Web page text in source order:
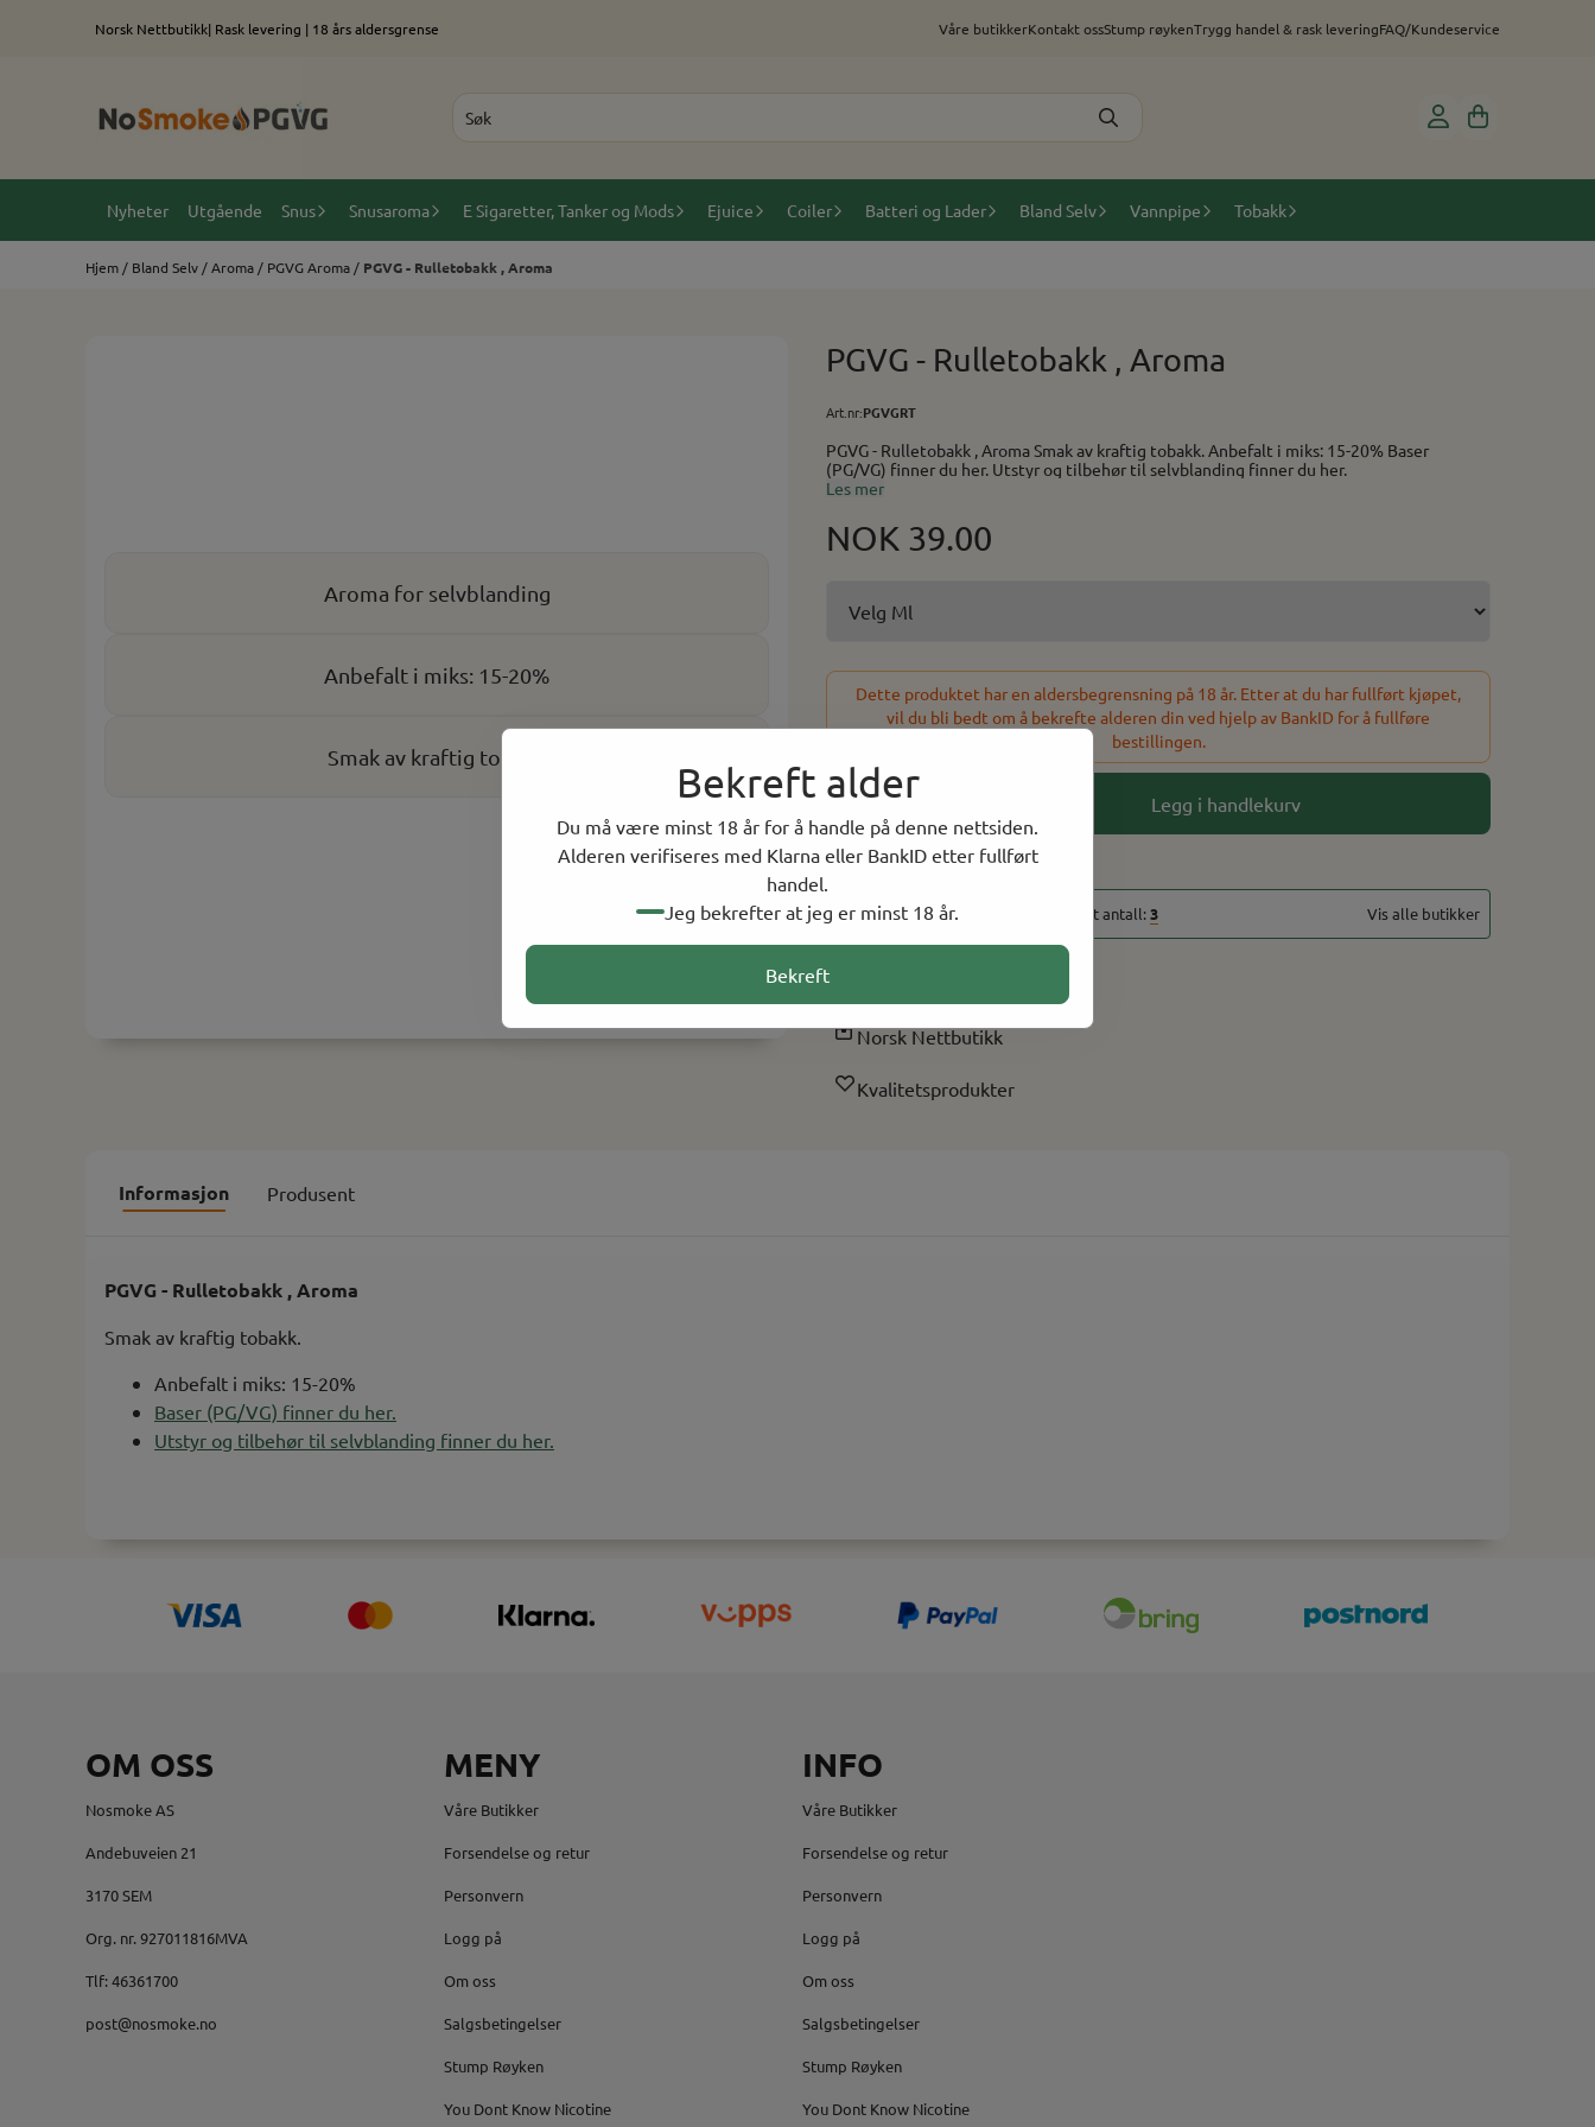
Bekreft alder
Du må være minst 18 år for å handle på denne nettsiden.
Alderen verifiseres med Klarna eller BankID etter fullført
handel.
Jeg bekrefter at jeg er minst 18 år.
Bekreft
Hopp til innholdNorsk Nettbutikk| Rask levering | 18 års aldersgrense Våre butikkerKontakt ossStump røykenTrygg handel & rask leveringFAQ/Kundeservice
Nyheter Utgående Snus Snusaroma E Sigaretter, Tanker og Mods Ejuice Coiler Batteri og Lader Bland Selv Vannpipe Tobakk
Hjem / Bland Selv /Aroma / PGVG Aroma / PGVG - Rulletobakk , Aroma
Aroma for selvblanding
Anbefalt i miks: 15-20%
Smak av kraftig tobakk
PGVG - Rulletobakk , Aroma
Art.nr:PGVGRT
PGVG - Rulletobakk , Aroma Smak av kraftig tobakk. Anbefalt i miks: 15-20% Baser
(PG/VG) finner du her. Utstyr og tilbehør til selvblanding finner du her.
Les mer
NOK 39.00
Dette produktet har en aldersbegrensning på 18 år. Etter at du har fullført kjøpet,
vil du bli bedt om å bekrefte alderen din ved hjelp av BankID for å fullføre
bestillingen.
- Legg i handlekurv
57 På lager
På lager i butikker, totalt antall:3 Vis alle butikker
Norsk Nettbutikk
Kvalitetsprodukter
Informasjon Produsent
PGVG - Rulletobakk , Aroma
Smak av kraftig tobakk.
Anbefalt i miks: 15-20%
Baser (PG/VG) finner du her.
Utstyr og tilbehør til selvblanding finner du her.
OM OSS
Nosmoke AS
Andebuveien 21
3170 SEM
Org. nr. 927011816MVA
Tlf:46361700
post@nosmoke.no
MENY
Våre Butikker
Forsendelse og retur
Personvern
Logg på
Om oss
Salgsbetingelser
Stump Røyken
You Dont Know Nicotine
INFO
Våre Butikker
Forsendelse og retur
Personvern
Logg på
Om oss
Salgsbetingelser
Stump Røyken
You Dont Know Nicotine